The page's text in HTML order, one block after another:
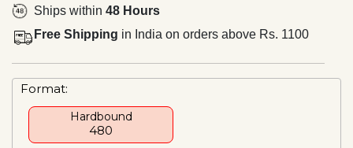
Ships within 48 Hours
Free Shipping in India on orders above Rs. 1100
Format:
Hardbound
₹480